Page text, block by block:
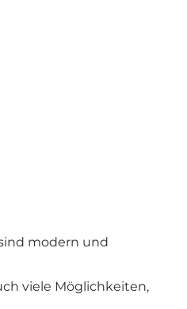
modern und
viele Möglichkeiten,